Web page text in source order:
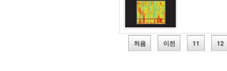
처음 이전 11 12